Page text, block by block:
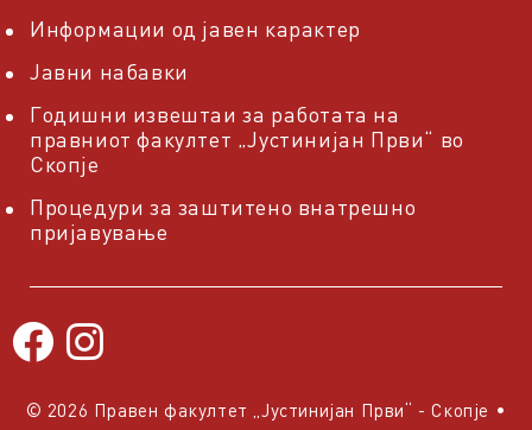
Информации од јавен карактер
Јавни набавки
Годишни извештаи за работата на
правниот факултет „Јустинијан Први“ во
Скопје
Процедури за заштитено внатрешно
пријавување
© 2026 Правен факултет „Јустинијан Први“ - Скопје •